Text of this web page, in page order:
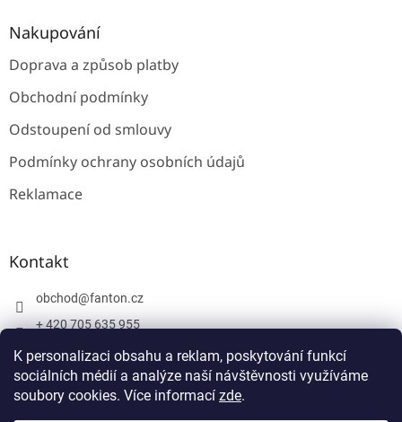
K personalizaci obsahu a reklam, poskytování funkcí
sociálních médií a analýze naší návštěvnosti využíváme
soubory cookies. Více informací zde.
Nakupování
Doprava a způsob platby
Obchodní podmínky
Odstoupení od smlouvy
Podmínky ochrany osobních údajů
Reklamace
Kontakt
obchod@fanton.cz
+ 420 705 635 955
+ 420 705 635 951